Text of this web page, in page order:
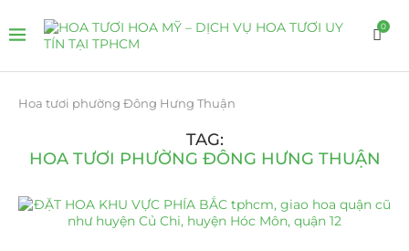
0
Hoa tươi phường Đông Hưng Thuận
TAG:
HOA TƯƠI PHƯỜNG ĐÔNG HƯNG THUẬN